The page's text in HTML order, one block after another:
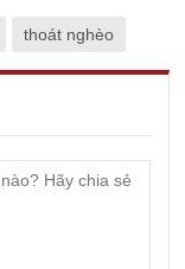
thoát nghèo